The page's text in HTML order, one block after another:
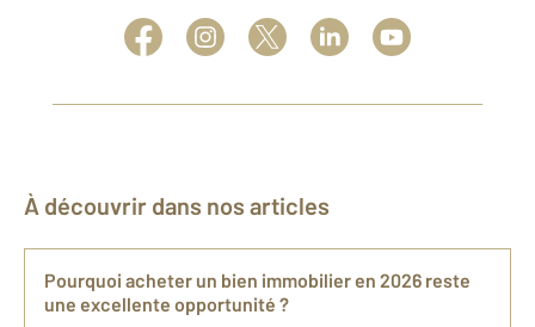
À découvrir dans nos articles
Pourquoi acheter un bien immobilier en 2026 reste
une excellente opportunité ?